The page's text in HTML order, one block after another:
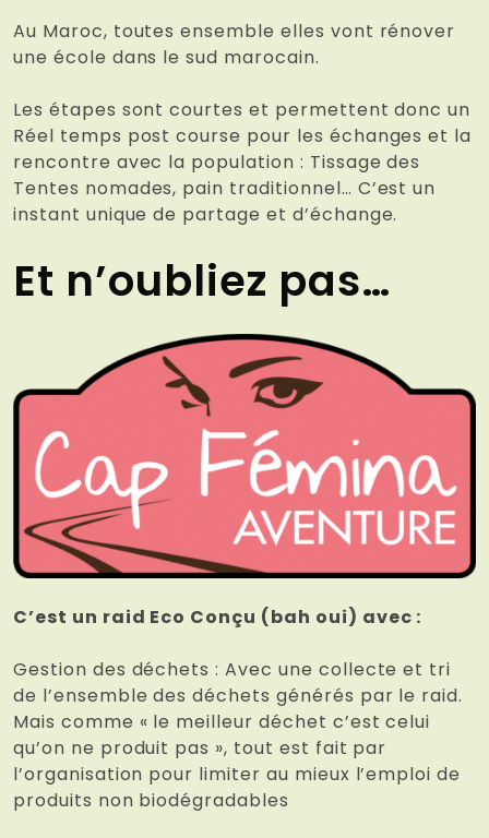
Au Maroc, toutes ensemble elles vont rénover
une école dans le sud marocain.
Les étapes sont courtes et permettent donc un
Réel temps post course pour les échanges et la
rencontre avec la population : Tissage des
Tentes nomades, pain traditionnel… C’est un
instant unique de partage et d’échange.
Et n’oubliez pas…
C’est un raid Eco Conçu (bah oui) avec :
Gestion des déchets : Avec une collecte et tri
de l’ensemble des déchets générés par le raid.
Mais comme « le meilleur déchet c’est celui
qu’on ne produit pas », tout est fait par
l’organisation pour limiter au mieux l’emploi de
produits non biodégradables